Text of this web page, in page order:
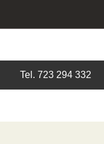
Tel. 723 294 332